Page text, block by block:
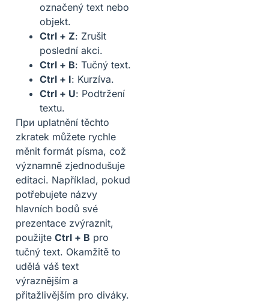
označený text nebo
objekt.
Ctrl + Z: Zrušit
poslední akci.
Ctrl + B: Tučný text.
Ctrl + I: Kurzíva.
Ctrl + U: Podtržení
textu.
При uplatnění těchto
zkratek můžete rychle
měnit formát písma, což
významně zjednodušuje
editaci. Například, pokud
potřebujete názvy
hlavních bodů své
prezentace zvýraznit,
použijte Ctrl + B pro
tučný text. Okamžitě to
udělá váš text
výraznějším a
přitažlivějším pro diváky.